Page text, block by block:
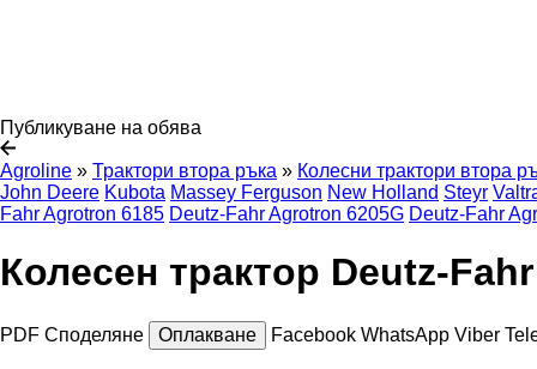
Публикуване на обява
Agroline » Трактори втора ръка » Колесни трактори втора
John Deere Kubota Massey Ferguson New Holland Steyr
Fahr Agrotron 6185 Deutz-Fahr Agrotron 6205G Deutz-Fahr
Колесен трактор Deutz-
PDF Споделяне Оплакване Facebook WhatsApp Viber